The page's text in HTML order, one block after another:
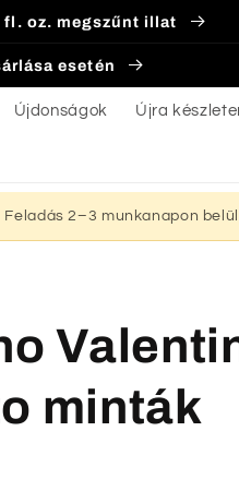
fl. oz. megszűnt illat
esetén
Újdonságok Újra
2–3 munkanapon
minták